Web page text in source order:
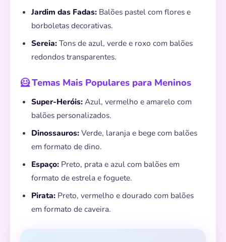
Jardim das Fadas: Balões pastel com flores e
borboletas decorativas.
Sereia:Tons de azul, verde e roxo com balões
redondos transparentes.
🦸 Temas Mais Populares para Meninos
Super-Heróis:Azul, vermelho e amarelo com
balões personalizados.
Dinossauros:Verde, laranja e bege com balões
em formato de dino.
Espaço: Preto, prata e azul com balões em
formato de estrela e foguete.
Pirata: Preto, vermelho e dourado com balões
em formato de caveira.